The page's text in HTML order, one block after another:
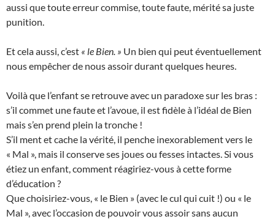
aussi que toute erreur commise, toute faute, mérité sa juste
punition.
Et cela aussi, c’est « le Bien. » Un bien qui peut éventuellement
nous empêcher de nous assoir durant quelques heures.
Voilà que l’enfant se retrouve avec un paradoxe sur les bras :
s’il commet une faute et l’avoue, il est fidèle à l’idéal de Bien
mais s’en prend plein la tronche !
S’il ment et cache la vérité, il penche inexorablement vers le
« Mal », mais il conserve ses joues ou fesses intactes. Si vous
étiez un enfant, comment réagiriez-vous à cette forme
d’éducation ?
Que choisiriez-vous, « le Bien » (avec le cul qui cuit !) ou « le
Mal », avec l’occasion de pouvoir vous assoir sans aucun